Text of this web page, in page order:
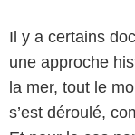
Il y a certains
une approche
la mer, tout le
s’est déroulé,